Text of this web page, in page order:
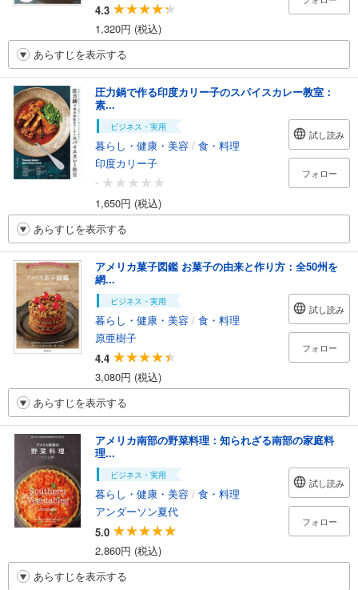
4.3
1,320円 (税込)
あらすじを表示する
圧力鍋で作る印度カリー子のスパイスカレー教室：
素...
ビジネス・実用
暮らし・健康・美容 / 食・料理
印度カリー子
-
1,650円 (税込)
試し読み
フォロー
あらすじを表示する
アメリカ菓子図鑑 お菓子の由来と作り方：全50州を
網...
ビジネス・実用
暮らし・健康・美容 / 食・料理
原亜樹子
4.4
3,080円 (税込)
試し読み
フォロー
あらすじを表示する
アメリカ南部の野菜料理：知られざる南部の家庭料
理...
ビジネス・実用
暮らし・健康・美容 / 食・料理
アンダーソン夏代
5.0
2,860円 (税込)
試し読み
フォロー
あらすじを表示する